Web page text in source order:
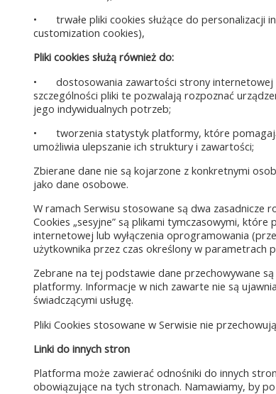
•
trwałe pliki cookies służące do personalizacji
customization cookies),
Pliki cookies służą również do:
•
dostosowania zawartości strony
szczególności pliki te pozwalają rozpoznać
jego indywidualnych potrzeb;
•
tworzenia statystyk platformy, które
umożliwia ulepszanie ich struktury i zawartości;
Zbierane dane nie są kojarzone z konkretnymi
jako dane osobowe.
W ramach Serwisu stosowane są dwa zasadnicze
Cookies „sesyjne” są plikami tymczasowymi,
internetowej lub wyłączenia oprogramowania
użytkownika przez czas określony w parametrach
Zebrane na tej podstawie dane przechowywane
platformy. Informacje w nich zawarte nie są
świadczącymi usługę.
Pliki Cookies stosowane w Serwisie nie
Linki do innych stron
Platforma może zawierać odnośniki do innych
obowiązujące na tych stronach. Namawiamy, by